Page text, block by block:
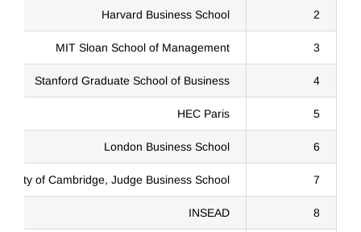
2
Harvard Business School
3
MIT Sloan School of Management
4
Stanford Graduate School of Business
5
HEC Paris
6
London Business School
7
of Cambridge, Judge Business School
8
INSEAD